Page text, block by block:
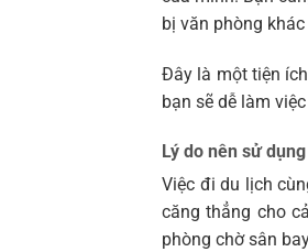
bị văn phòng
Đây là một tiện
bạn sẽ dễ làm
Lý do nên sử
Việc đi du lịch
căng thẳng cho
phòng chờ sân